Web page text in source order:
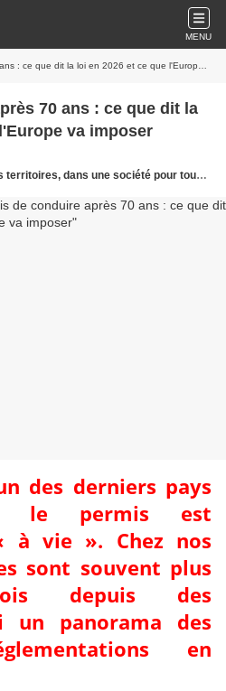
MENU
que dit la loi en 2026 et ce que l'Europe va imposer
70 ans : ce que dit la
va imposer
dans une société pour tous les âges
des derniers pays
le permis est
à vie ». Chez nos
sont souvent plus
depuis des
un panorama des
en